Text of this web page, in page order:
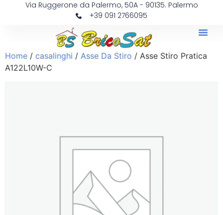
Via Ruggerone da Palermo, 50A - 90135. Palermo
+39 091 2766095
Home / casalinghi / Asse Da Stiro / Asse Stiro Pratica
A122L10W-C